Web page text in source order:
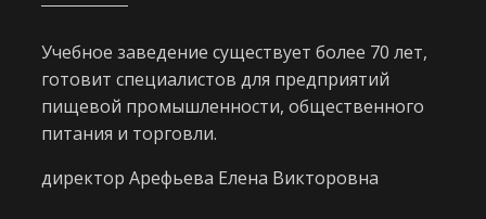
Учебное заведение существует более 70 лет,
готовит специалистов для предприятий
пищевой промышленности, общественного
питания и торговли.
директор Арефьева Елена Викторовна